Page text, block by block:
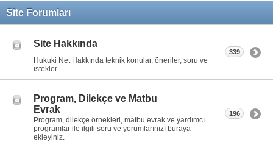
Site Forumları
Site Hakkında
Hukuki Net Hakkında teknik konular, öneriler, soru ve
istekler.
339
Program, Dilekçe ve Matbu
Evrak
Program, dilekçe örnekleri, matbu evrak ve yardımcı
programlar ile ilgili soru ve yorumlarınızı buraya
ekleyiniz.
196